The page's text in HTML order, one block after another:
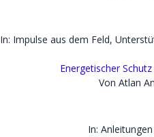
In: Impulse aus dem Feld,
Energetischer
Von Atlan
In: Anleitungen